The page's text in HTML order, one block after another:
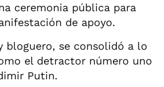
ceremonia pública para
de apoyo.
bloguero, se consolidó a lo
el detractor número uno
Putin.